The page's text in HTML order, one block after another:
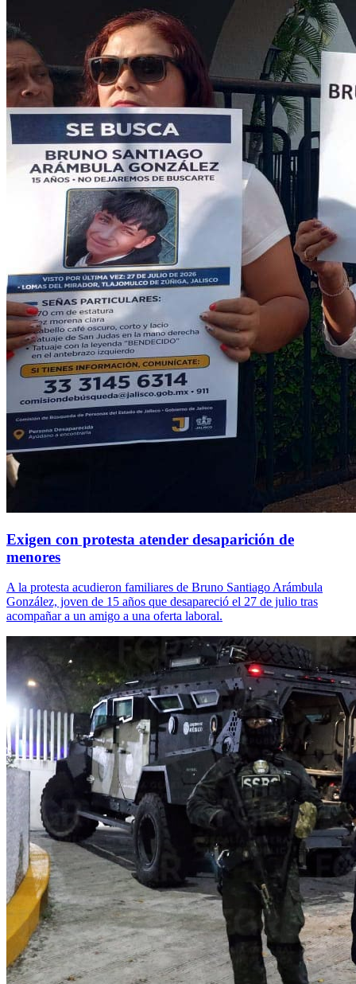
Exigen con protesta atender desaparición de
menores
A la protesta acudieron familiares de Bruno Santiago Arámbula
González, joven de 15 años que desapareció el 27 de julio tras
acompañar a un amigo a una oferta laboral.